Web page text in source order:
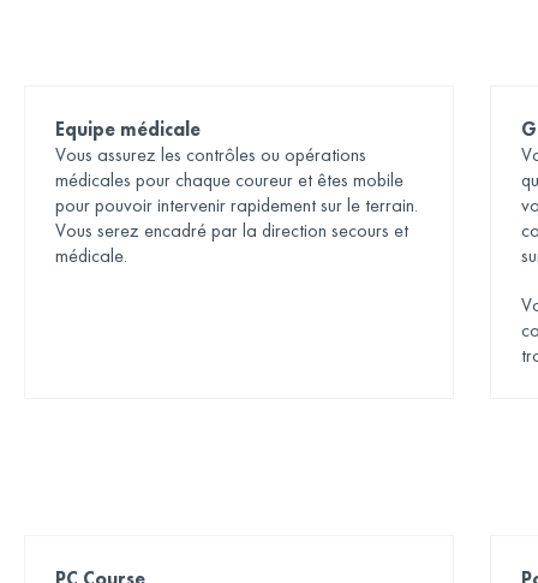
Equipe médicale
Vous assurez les contrôles ou opérations
médicales pour chaque coureur et êtes mobile
pour pouvoir intervenir rapidement sur le terrain.
Vous serez encadré par la direction secours et
médicale.